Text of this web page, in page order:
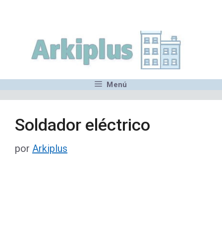
contenido
Menú
Soldador eléctrico
por Arkiplus